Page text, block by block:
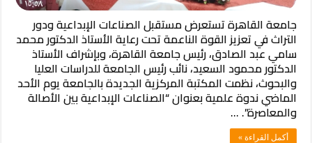
جامعة القاهرة تستعرض مستقبل الصناعات الإبداعية ودور
التراث في تعزيز القوة الناعمة تحت رعاية الأستاذ الدكتور محمد
سامي عبد الصادق، رئيس جامعة القاهرة، وبإشراف الأستاذ
الدكتور محمود السعيد، نائب رئيس الجامعة للدراسات العليا
والبحوث، نظمت المكتبة المركزية الجديدة بالجامعة يوم الأحد
الماضي ندوة علمية بعنوان “الصناعات الإبداعية بين الأصالة
والمعاصرة”. …
أكمل القراءة »